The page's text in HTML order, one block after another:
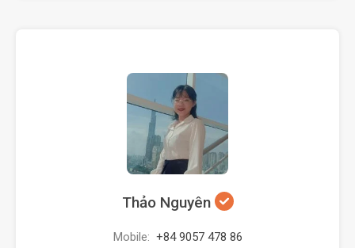
Thảo Nguyên
Mobile: +84 9057 478 86